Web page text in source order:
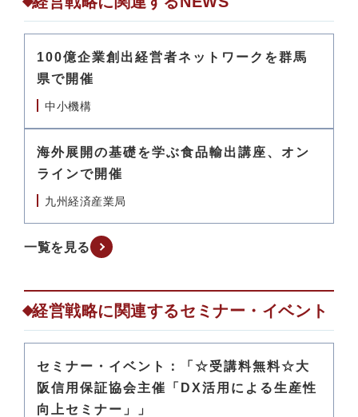
100億企業創出経営者ネットワークを群馬
県で開催
中小機構
海外展開の基礎を学ぶ食品輸出講座、オン
ラインで開催
九州経済産業局
一覧を見る
経営戦略に関連するセミナー・イベント
セミナー・イベント：「☆受講料無料☆大
阪信用保証協会主催「DX活用による生産性
向上セミナー」」